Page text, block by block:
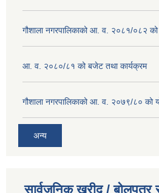
गौशाला नगरपालिकाको आ. व. २०८१/०८२
आ. व. २०८०/८१ को बजेट तथा कार्यक्रम
गौशाला नगरपालिकाको आ. व. २०७९/८० को
अन्य
सार्वजनिक खरीद / बोलपत्र